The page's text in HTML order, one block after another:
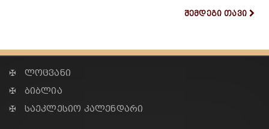
შემდეგი თავი
✠ ლოცვანი
✠ ბიბლია
✠ საეკლესიო კალენდარი